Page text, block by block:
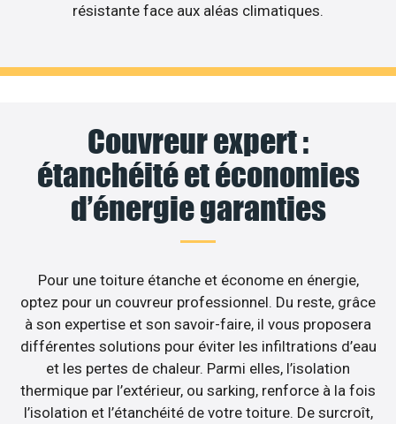
résistante face aux aléas climatiques.
Couvreur expert :
étanchéité et économies
d’énergie garanties
Pour une toiture étanche et économe en énergie,
optez pour un couvreur professionnel. Du reste, grâce
à son expertise et son savoir-faire, il vous proposera
différentes solutions pour éviter les infiltrations d’eau
et les pertes de chaleur. Parmi elles, l’isolation
thermique par l’extérieur, ou sarking, renforce à la fois
l’isolation et l’étanchéité de votre toiture. De surcroît,